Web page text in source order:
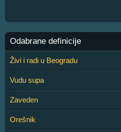
Odabrane definicije
Živi i radi u Beogradu
Vudu supa
Zaveden
Orešnik